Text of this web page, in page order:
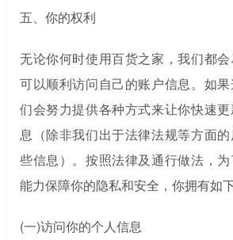
五、你的权利
无论你何时使用百货之家，我们都
可以顺利访问自己的账户信息。如
们会努力提供各种方式来让你快速
息（除非我们出于法律法规等方面
些信息）。按照法律及通行做法，
能力保障你的隐私和安全，你拥有如
(一)访问你的个人信息